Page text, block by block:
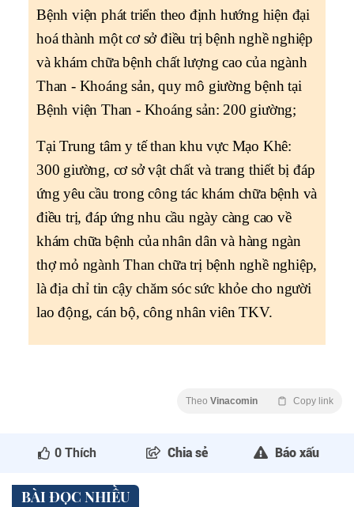
Bệnh viện phát triển theo định hướng hiện đại
hoá thành một cơ sở điều trị bệnh nghề nghiệp
và khám chữa bệnh chất lượng cao của ngành
Than - Khoáng sản, quy mô giường bệnh tại
Bệnh viện Than - Khoáng sản: 200 giường;
Tại Trung tâm y tế than khu vực Mạo Khê:
300 giường, cơ sở vật chất và trang thiết bị đáp
ứng yêu cầu trong công tác khám chữa bệnh và
điều trị, đáp ứng nhu cầu ngày càng cao về
khám chữa bệnh của nhân dân và hàng ngàn
thợ mỏ ngành Than chữa trị bệnh nghề nghiệp,
là địa chỉ tin cậy chăm sóc sức khỏe cho người
lao động, cán bộ, công nhân viên TKV.
Theo Vinacomin Copy link
0 Thích Chia sẻ Báo xấu
BÀI ĐỌC NHIỀU